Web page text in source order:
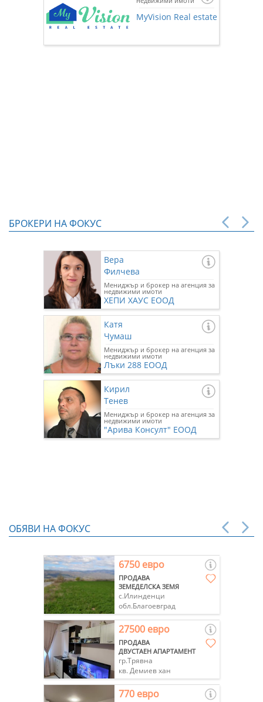
MyVision Real estate
БРОКЕРИ НА ФОКУС
Вера
Филчева
Мениджър и брокер на агенция за
недвижими имоти
ХЕПИ ХАУС ЕООД
Катя
Чумаш
Мениджър и брокер на агенция за
недвижими имоти
Лъки 288 ЕООД
Кирил
Тенев
Мениджър и брокер на агенция за
недвижими имоти
"Арива Консулт" ЕООД
ОБЯВИ НА ФОКУС
6750 евро
ПРОДАВА
ЗЕМЕДЕЛСКА ЗЕМЯ
с.Илинденци
обл.Благоевград
27500 евро
ПРОДАВА
ДВУСТАЕН АПАРТАМЕНТ
гр.Трявна
кв. Демиев хан
770 евро